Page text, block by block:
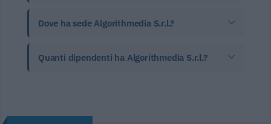
Dove ha sede Algorithmedia S.r.l.?
Quanti dipendenti ha Algorithmedia S.r.l.?